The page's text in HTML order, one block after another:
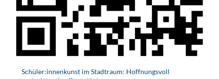
Schüler:innenkunst im Stadtraum: Hoffnungsvoll